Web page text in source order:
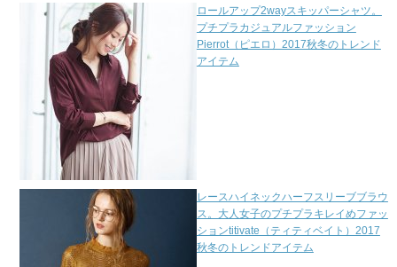
ロールアップ2wayスキッパーシャツ。
プチプラカジュアルファッション
Pierrot（ピエロ）2017秋冬のトレンド
アイテム
レースハイネックハーフスリーブブラウ
ス。大人女子のプチプラキレイめファッ
ションtitivate（ティティベイト）2017
秋冬のトレンドアイテム